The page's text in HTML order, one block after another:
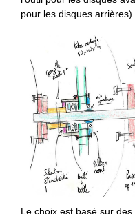
pour les disques arrières).
Le choix est basé sur